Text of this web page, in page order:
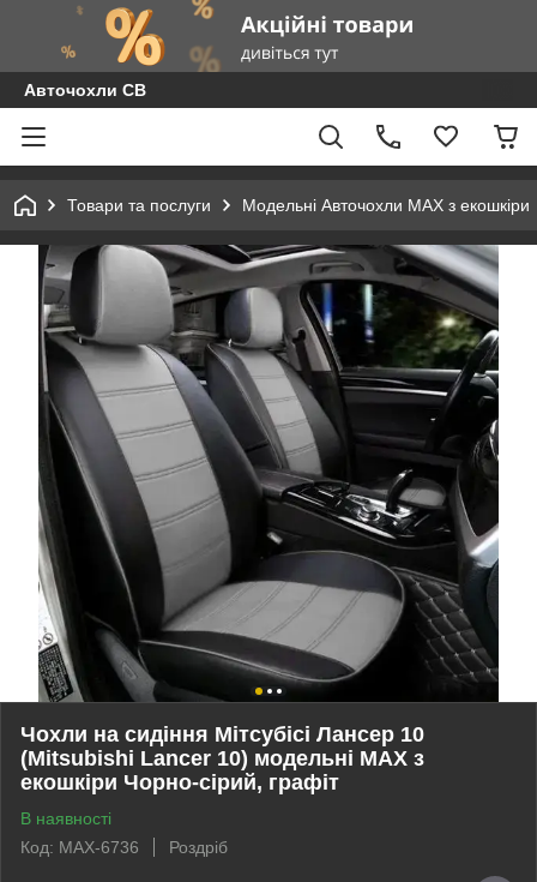
Авточохли СВ
Товари та послуги Модельні Авточохли MAX з екошкіри
Чохли на сидіння Мітсубісі Лансер 10
(Mitsubishi Lancer 10) модельні MAX з
екошкіри Чорно-сірий, графіт
В наявності
Код: MAX-6736
Роздріб